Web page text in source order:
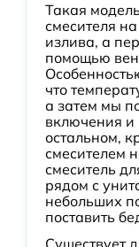
Такая
смесителя
излива, а
помощью
что
а затем мы
включения
остальном,
смесителем
смеситель
рядом с
небольших
поставить
Существует